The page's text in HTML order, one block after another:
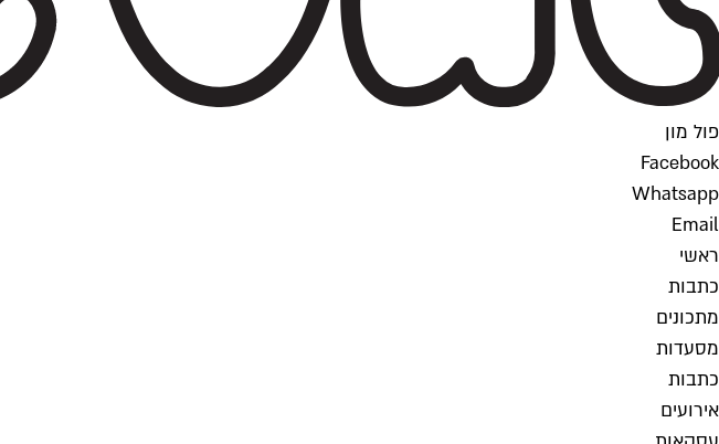
פול מון
Facebook
Whatsapp
Email
ראשי
כתבות
מתכונים
מסעדות
כתבות
אירועים